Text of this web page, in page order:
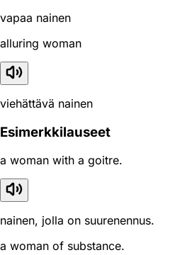
vapaa nainen
alluring woman
viehättävä nainen
Esimerkkilauseet
a woman with a goitre.
nainen, jolla on suurenennus.
a woman of substance.